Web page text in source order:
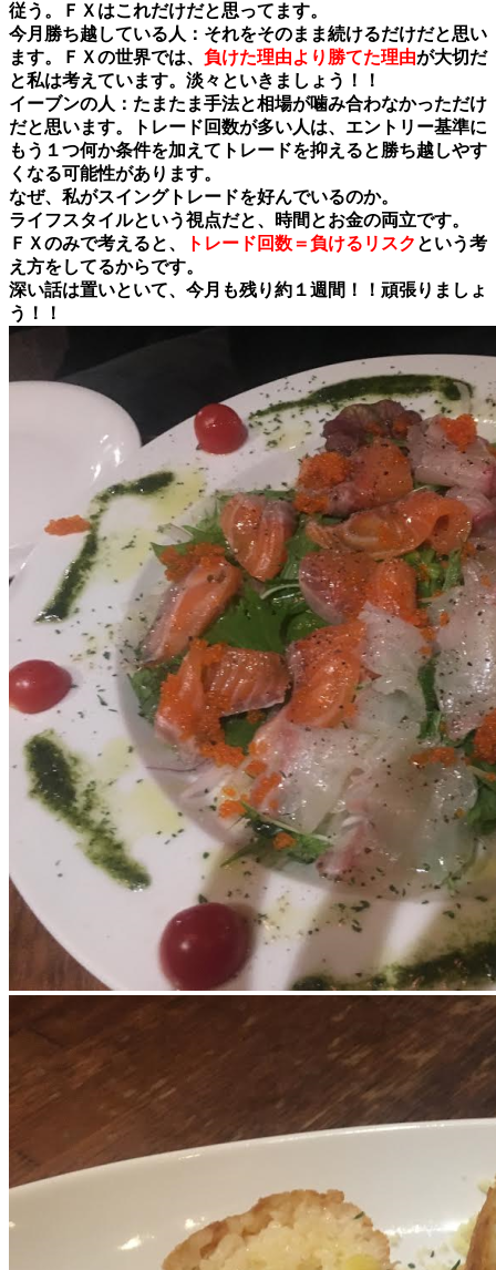
従う。ＦＸはこれだけだと思ってます。
今月勝ち越している人：それをそのまま続けるだけだと思い
ます。ＦＸの世界では、 負けた理由より勝てた理由が大切だ
と私は考えています。淡々といきましょう！！
イーブンの人：たまたま手法と相場が噛み合わなかっただけ
だと思います。トレード回数が多い人は、エントリー基準に
もう１つ何か条件を加えてトレードを抑えると勝ち越しやす
くなる可能性があります。
なぜ、私がスイングトレードを好んでいるのか。
ライフスタイルという視点だと、時間とお金の両立です。
ＦＸのみで考えると、
トレード回数＝負けるリスク という考
え方をしてるからです。
深い話は置いといて、今月も残り約１週間！！頑張りましょ
う！！